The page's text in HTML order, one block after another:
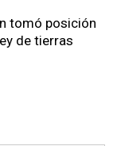
tomó posición
de tierras